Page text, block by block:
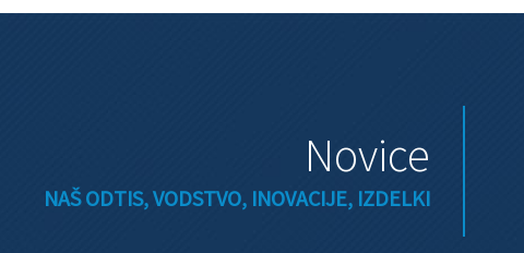
Novice
NAŠ ODTIS, VODSTVO, INOVACIJE, IZDELKI